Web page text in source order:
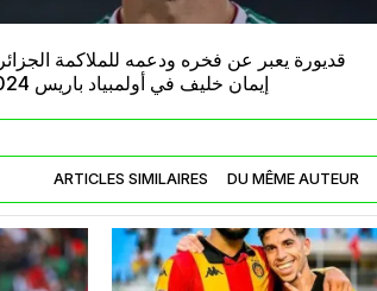
قديورة يعبر عن فخره ودعمه للملاكمة
إيمان خليف في أولمبياد باريس 2024
ARTICLES SIMILAIRES DU MÊME AUTEUR